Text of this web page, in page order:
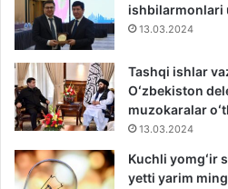
ishbilarmonlari
13.03.2024
Tashqi ishlar
Oʻzbekiston
muzokaralar
13.03.2024
Kuchli yomgʻir
yetti yarim